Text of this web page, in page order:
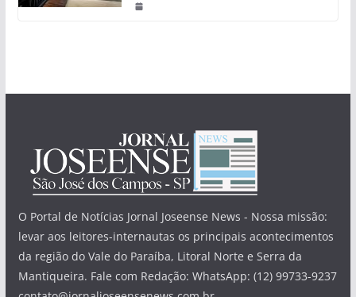
O Portal de Notícias Jornal Joseense News - Nossa missão:
levar aos leitores-internautas os principais acontecimentos
da região do Vale do Paraíba, Litoral Norte e Serra da
Mantiqueira. Fale com Redação: WhatsApp: (12) 99733-9237